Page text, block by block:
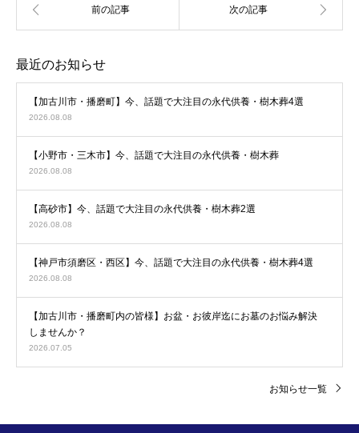
最近のお知らせ
【加古川市・播磨町】今、話題で大注目の永代供養・樹木葬4選
2026.08.08
【小野市・三木市】今、話題で大注目の永代供養・樹木葬
2026.08.08
【高砂市】今、話題で大注目の永代供養・樹木葬2選
2026.08.08
【神戸市須磨区・西区】今、話題で大注目の永代供養・樹木葬4選
2026.08.08
【加古川市・播磨町内の皆様】お盆・お彼岸迄にお墓のお悩み解決
しませんか？
2026.07.05
お知らせ一覧